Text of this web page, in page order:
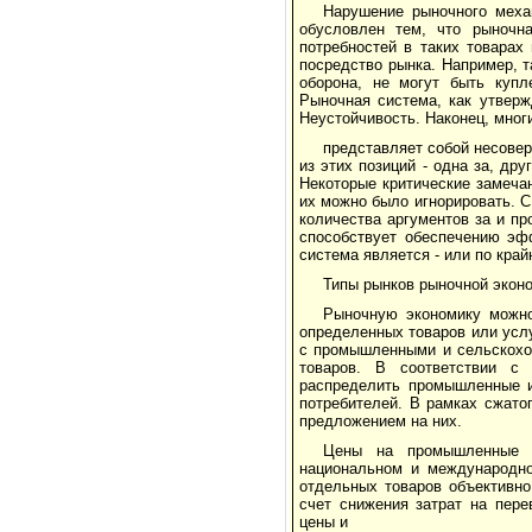
Нарушение рыночного
обусловлен тем, что
потребностей в таких
посредство рынка. Например,
оборона, не могут быть
Рыночная система, как
Неустойчивость. Наконец,
представляет собой
из этих позиций - одна за,
Некоторые критические
их можно было игнорировать.
количества аргументов за и
способствует обеспечению
система является - или по
Типы рынков рыночной
Рыночную экономику
определенных товаров или
с промышленными и
товаров. В соответствии с
распределить промышленные
потребителей. В рамках
предложением на них.
Цены на промышленные
национальном и
отдельных товаров
счет снижения затрат на
цены и